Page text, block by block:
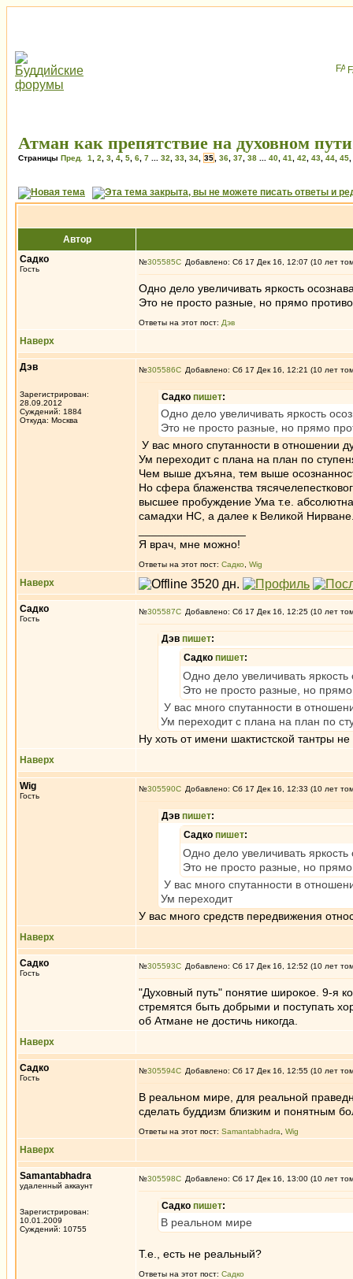
Атман как препятствие на духовном пути
Страницы Пред. 1 2 3 4 5 6 7 32 33 34 35 36 37 38 40 41 42 43 44 45
Автор
Садко
Гость
№305585 Добавлено: Сб 17 Дек 16, 12:07 (10 лет
Одно дело увеличивать яркость
Это не просто разные, но прямо
Ответы на этот пост: Дэв
Наверх
Дэв
Зарегистрирован:
28.09.2012
Суждений: 1884
Откуда: Москва
№305586 Добавлено: Сб 17 Дек 16, 12:21 (10 лет
Садко пишет:
Одно дело увеличивать яркость
Это не просто разные, но прямо
У вас много спутанности в отношении
Ум переходит с плана на план по
Чем выше дхъяна, тем выше
Но сфера блаженства
высшее пробуждение Ума т.е.
самадхи НС, а далее к Великой
Я врач, мне можно!
Ответы на этот пост: Садко Wig
Наверх
Садко
Гость
№305587 Добавлено: Сб 17 Дек 16, 12:25 (10 лет
Дэв пишет:
Садко пишет:
Одно дело увеличивать
Это не просто разные, но
У вас много спутанности в
Ум переходит с плана на план по
Ну хоть от имени шактистской тантры
Наверх
Wig
Гость
№305590 Добавлено: Сб 17 Дек 16, 12:33 (10 лет
Дэв пишет:
Садко пишет:
Одно дело увеличивать
Это не просто разные, но
У вас много спутанности в
Ум переходит
У вас много средств передвижения
Наверх
Садко
Гость
№305593 Добавлено: Сб 17 Дек 16, 12:52 (10 лет
"Духовный путь" понятие широкое. 9-я
стремятся быть добрыми и поступать
об Атмане не достичь никогда.
Наверх
Садко
Гость
№305594 Добавлено: Сб 17 Дек 16, 12:55 (10 лет
В реальном мире, для реальной
сделать буддизм близким и понятным
Ответы на этот пост: Samantabhadra Wig
Наверх
Samantabhadra
удаленный аккаунт
Зарегистрирован:
10.01.2009
Суждений: 10755
№305598 Добавлено: Сб 17 Дек 16, 13:00 (10 лет
Садко пишет:
В реальном мире
Т.е., есть не реальный?
Ответы на этот пост: Садко